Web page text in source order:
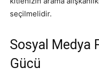
seçilmelidir.
Sosyal Medya
Gücü